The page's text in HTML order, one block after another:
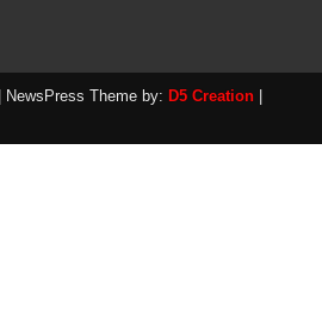
| NewsPress Theme by: D5 Creation